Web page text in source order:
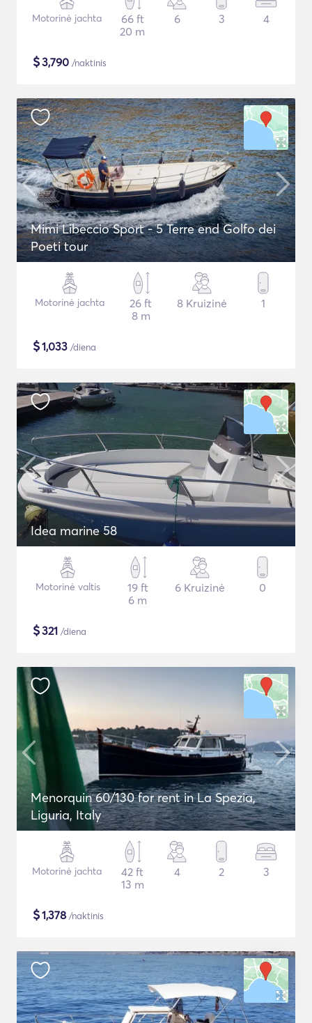
Motorinė jachta
66 ft
20 m
6 3 4
$3,790 /naktinis
Mimi Libeccio Sport - 5 Terre end Golfo dei
Poeti tour
Motorinė jachta
26 ft
8 m
8 Kruizinė 1
$1,033 /diena
Idea marine 58
Motorinė valtis
19 ft
6 m
6 Kruizinė 0
$321 /diena
Menorquin 60/130 for rent in La Spezia,
Liguria, Italy
Motorinė jachta
42 ft
13 m
4 2 3
$1,378 /naktinis